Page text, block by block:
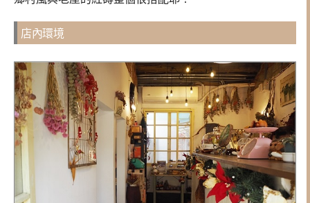
店內環境